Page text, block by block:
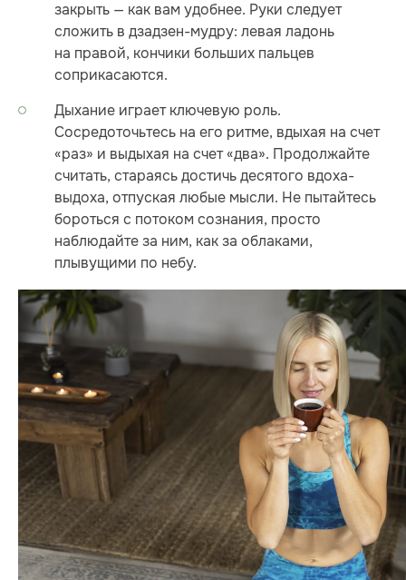
закрыть — как вам удобнее. Руки следует
сложить в дзадзен-мудру: левая ладонь
на правой, кончики больших пальцев
соприкасаются.
Дыхание играет ключевую роль.
Сосредоточьтесь на его ритме, вдыхая на счет
«раз» и выдыхая на счет «два». Продолжайте
считать, стараясь достичь десятого вдоха-
выдоха, отпуская любые мысли. Не пытайтесь
бороться с потоком сознания, просто
наблюдайте за ним, как за облаками,
плывущими по небу.